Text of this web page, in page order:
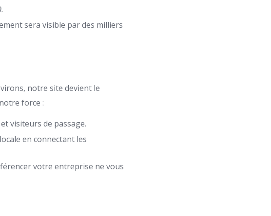
sera visible par des milliers
notre site devient le
force :
visiteurs de passage.
en connectant les
votre entreprise ne vous